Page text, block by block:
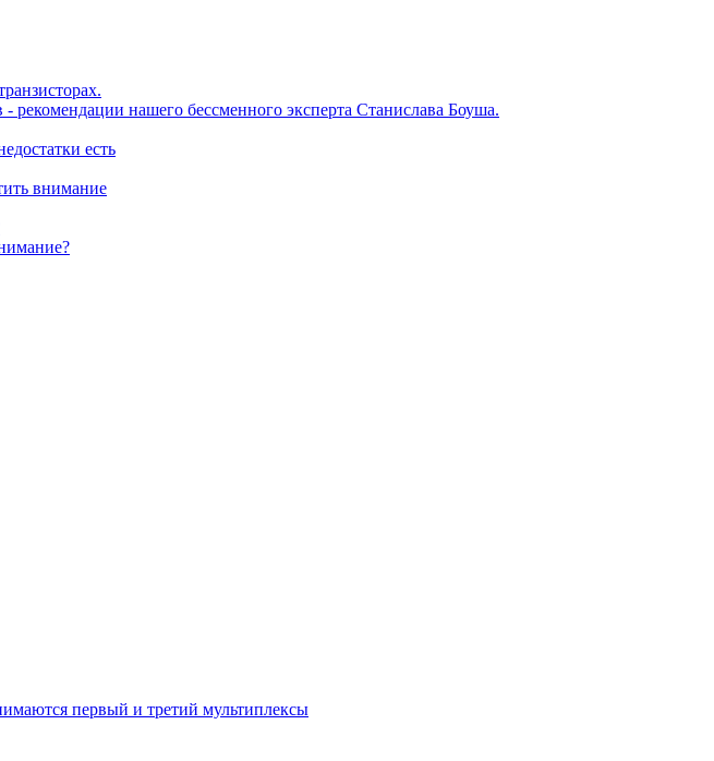
рекомендации нашего бессменного эксперта Станислава Боуша.
есть
внимание
первый и третий мультиплексы